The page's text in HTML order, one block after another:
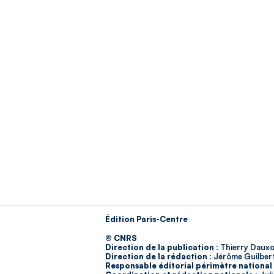
Édition Paris-Centre
© CNRS
Direction de la publication : Thierry
Direction de la rédaction : Jérôme
Responsable éditorial périmètre national